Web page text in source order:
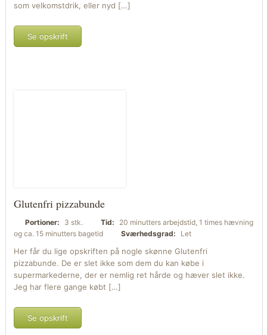
som velkomstdrik, eller nyd […]
Se opskrift
Glutenfri pizzabunde
Portioner: 3 stk. Tid:
20 minutters arbejdstid, 1 times hævning
og ca. 15 minutters bagetid
Sværhedsgrad: Let
Her får du lige opskriften på nogle skønne Glutenfri
pizzabunde. De er slet ikke som dem du kan købe i
supermarkederne, der er nemlig ret hårde og hæver slet ikke.
Jeg har flere gange købt […]
Se opskrift